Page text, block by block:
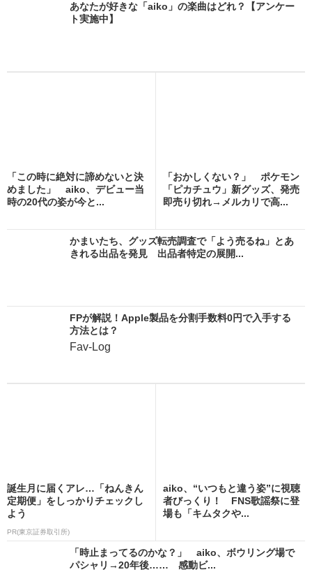
あなたが好きな「aiko」の楽曲はどれ？【アンケー
ト実施中】
「この時に絶対に諦めないと決
めました」 aiko、デビュー当
時の20代の姿が今と...
「おかしくない？」 ポケモン
「ピカチュウ」新グッズ、発売
即売り切れ→メルカリで高...
かまいたち、グッズ転売調査で「よう売るね」とあ
きれる出品を発見 出品者特定の展開...
FPが解説！Apple製品を分割手数料0円で入手する
方法とは？
Fav-Log
誕生月に届くアレ…「ねんきん
定期便」をしっかりチェックし
よう
PR(東京証券取引所)
aiko、“いつもと違う姿”に視聴
者びっくり！ FNS歌謡祭に登
場も「キムタクや...
「時止まってるのかな？」 aiko、ボウリング場で
パシャリ→20年後…… 感動ビ...